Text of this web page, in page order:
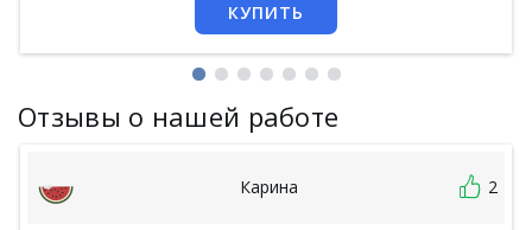
КУПИТЬ
Отзывы о нашей работе
Карина 2